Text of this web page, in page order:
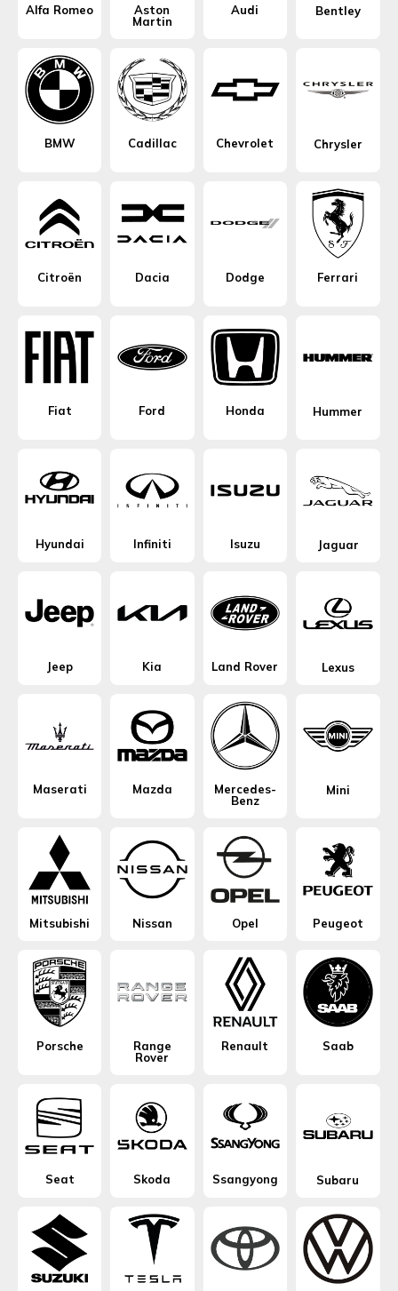
Alfa Romeo
Aston
Martin
Audi Bentley
BMW Cadillac Chevrolet Chrysler
Citroën Dacia Dodge Ferrari
Fiat Ford Honda Hummer
Hyundai Infiniti Isuzu Jaguar
Jeep Kia Land Rover Lexus
Maserati Mazda
Mercedes-
Benz
Mini
Mitsubishi Nissan Opel Peugeot
Porsche
Range
Rover
Renault Saab
Seat Skoda Ssangyong Subaru